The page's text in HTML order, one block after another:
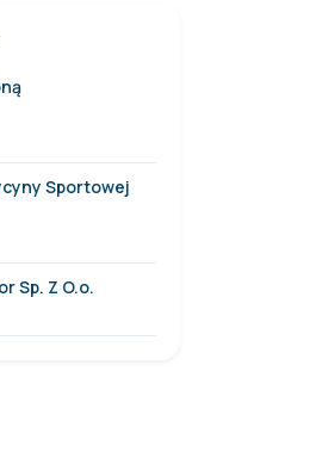
Sportowej
Sp. Z O.o.